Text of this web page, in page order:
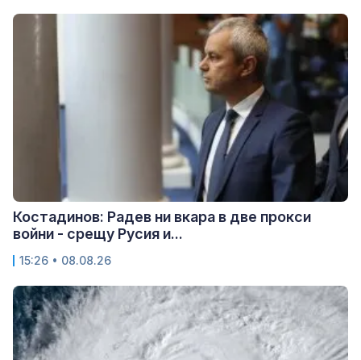
Костадинов: Радев ни вкара в две прокси
войни - срещу Русия и...
15:26 • 08.08.26